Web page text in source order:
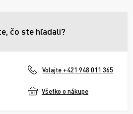
čo ste hľadali?
Volajte +421 948 011 365
Všetko o nákupe